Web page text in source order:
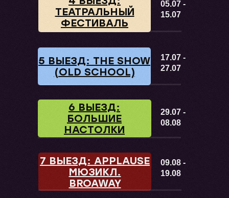
29.07 -
08.08
6 ВЫЕЗД:
БОЛЬШИЕ
НАСТОЛКИ
17.07 -
27.07
5 ВЫЕЗД: THE SHOW
(OLD SCHOOL)
09.08 -
19.08
7 ВЫЕЗД: APPLAUSE
МЮЗИКЛ.
BROAWAY
05.07 -
15.07
ТЕАТРАЛЬНЫЙ
ФЕСТИВАЛЬ